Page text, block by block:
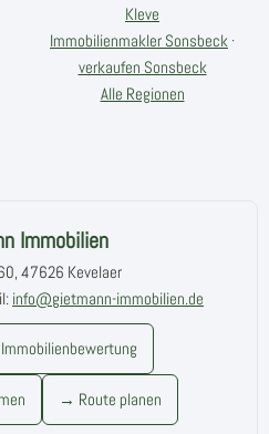
Kleve
Immobilienmakler Sonsbeck ·
verkaufen Sonsbeck
Alle Regionen
Immobilien
47626 Kevelaer
info@gietmann-immobilien.de
→ Route planen